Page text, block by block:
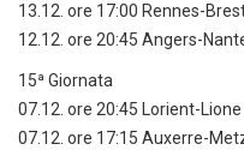
13.12. ore 17:00 Rennes-
12.12. ore 20:45 Angers-
15ª Giornata
07.12. ore 20:45 Lorient-Lione
07.12. ore 17:15 Auxerre-